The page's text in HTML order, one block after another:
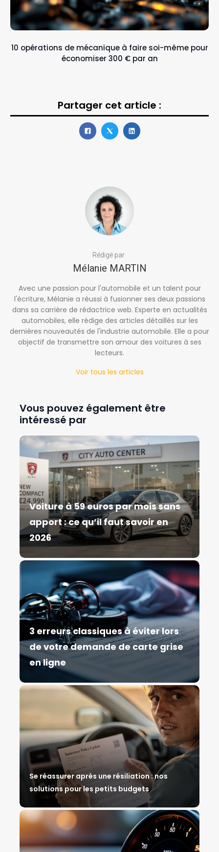
10 opérations de mécanique à faire soi-même pour
économiser 300 € par an
Partager cet article :
Rédigé par
Mélanie MARTIN
Avec une passion pour l'automobile et un talent pour
l'écriture, Mélanie a réussi à fusionner ses deux passions
dans sa carrière de rédactrice web. Experte en actualités
automobiles, elle rédige des articles détaillés sur les
dernières nouveautés de l'industrie automobile. Elle a pour
objectif de transmettre son amour des voitures à ses
lecteurs.
Voir tous les articles
Vous pouvez également être
intéressé par
Voiture à 59 euros par mois sans
apport : ce qu’il faut savoir en
2026
Se réassurer après une résiliation : nos
solutions pour les petits budgets
3 erreurs classiques à éviter lors
de votre demande de carte grise
en ligne